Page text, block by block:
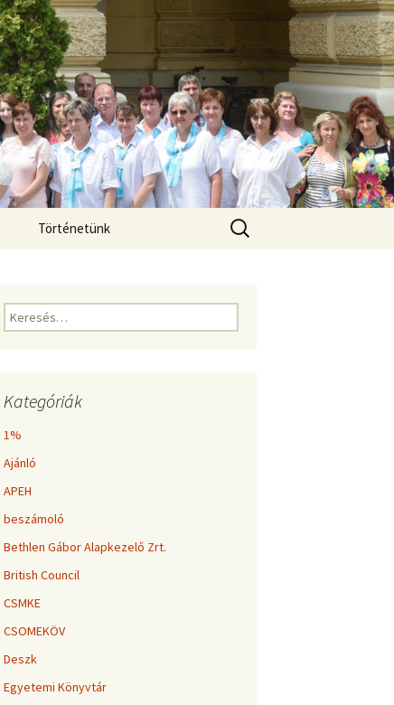
Történetünk
Keresés:
Keresés:
Kategóriák
1%
Ajánló
APEH
beszámoló
Bethlen Gábor Alapkezelő Zrt.
British Council
CSMKE
CSOMEKÖV
Deszk
Egyetemi Könyvtár